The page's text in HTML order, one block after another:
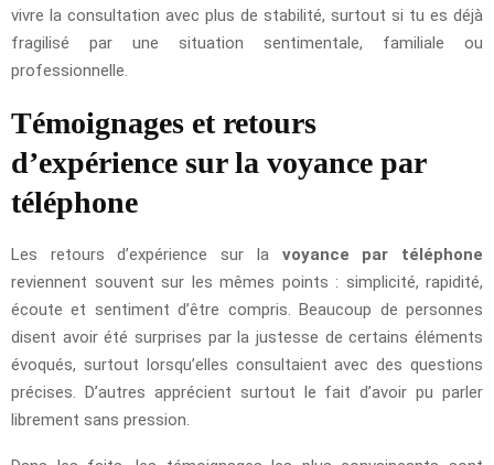
vivre la consultation avec plus de stabilité, surtout si tu es déjà
fragilisé par une situation sentimentale, familiale ou
professionnelle.
Témoignages et retours
d’expérience sur la voyance par
téléphone
Les retours d’expérience sur la voyance par téléphone
reviennent souvent sur les mêmes points : simplicité, rapidité,
écoute et sentiment d’être compris. Beaucoup de personnes
disent avoir été surprises par la justesse de certains éléments
évoqués, surtout lorsqu’elles consultaient avec des questions
précises. D’autres apprécient surtout le fait d’avoir pu parler
librement sans pression.